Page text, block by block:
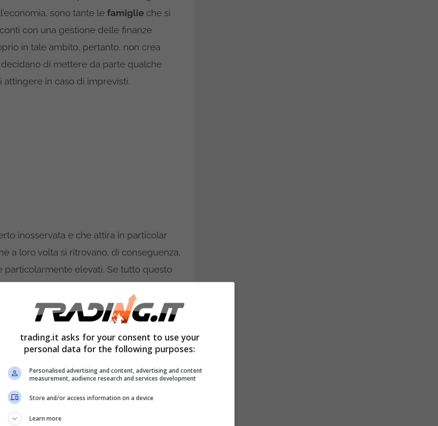
sono tante le famiglie che si
con una gestione delle finanze
in tale ambito, pertanto, non crea
di mettere da parte qualche
attingere in caso di imprevisti.
inosservata e che attira in particolar
a loro volta si ritrovano, di conseguenza,
elevati. Se tutto questo
prese con un conto corrente in rosso.
e soprattutto cosa si rischia. Entriamo
che c’è da sapere in merito.
attenti alle nuove
quello che c’è da
trading.it asks for your consent to use your
personal data for the following purposes:
Personalised advertising and content, advertising and content
measurement, audience research and services development
Store and/or access information on a device
Learn more